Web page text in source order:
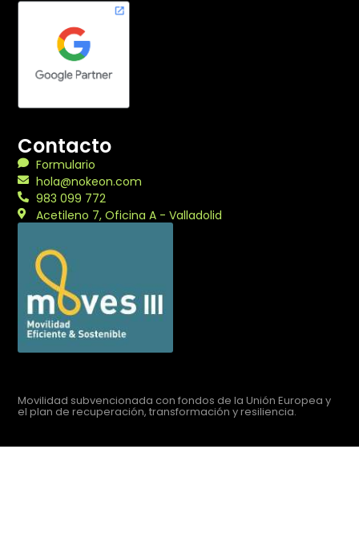
Contacto
Formulario
hola@nokeon.com
983 099 772
Acetileno 7, Oficina A - Valladolid
Movilidad subvencionada con fondos de la Unión Europea y
el plan de recuperación, transformación y resiliencia.